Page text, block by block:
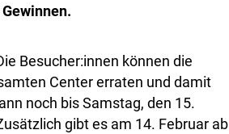
Besucher:innen können die
Center erraten und damit
noch bis Samstag, den 15.
gibt es am 14. Februar ab